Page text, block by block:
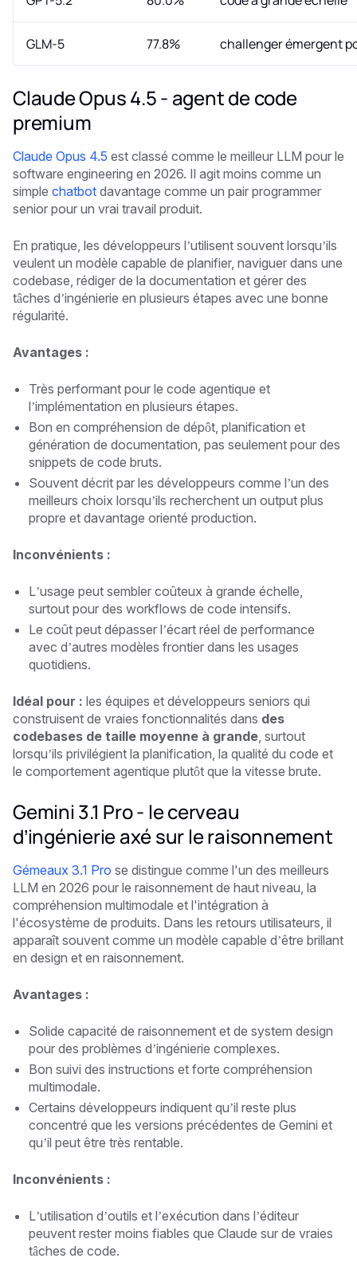
GLM-5 77.8% challenger émergent
Claude Opus 4.5 - agent de code
premium
Claude Opus 4.5 est classé comme le meilleur LLM pour le
software engineering en 2026. Il agit moins comme un
simple chatbot davantage comme un pair programmer
senior pour un vrai travail produit.
En pratique, les développeurs l’utilisent souvent lorsqu’ils
veulent un modèle capable de planifier, naviguer dans une
codebase, rédiger de la documentation et gérer des
tâches d’ingénierie en plusieurs étapes avec une bonne
régularité.
Avantages :
Très performant pour le code agentique et
l’implémentation en plusieurs étapes.
Bon en compréhension de dépôt, planification et
génération de documentation, pas seulement pour des
snippets de code bruts.
Souvent décrit par les développeurs comme l’un des
meilleurs choix lorsqu’ils recherchent un output plus
propre et davantage orienté production.
Inconvénients :
L’usage peut sembler coûteux à grande échelle,
surtout pour des workflows de code intensifs.
Le coût peut dépasser l’écart réel de performance
avec d’autres modèles frontier dans les usages
quotidiens.
Idéal pour : les équipes et développeurs seniors qui
construisent de vraies fonctionnalités dans des
codebases de taille moyenne à grande , surtout
lorsqu’ils privilégient la planification, la qualité du code et
le comportement agentique plutôt que la vitesse brute.
Gemini 3.1 Pro - le cerveau
d’ingénierie axé sur le raisonnement
Gémeaux 3.1 Pro se distingue comme l'un des meilleurs
LLM en 2026 pour le raisonnement de haut niveau, la
compréhension multimodale et l'intégration à
l'écosystème de produits. Dans les retours utilisateurs, il
apparaît souvent comme un modèle capable d’être brillant
en design et en raisonnement.
Avantages :
Solide capacité de raisonnement et de system design
pour des problèmes d’ingénierie complexes.
Bon suivi des instructions et forte compréhension
multimodale.
Certains développeurs indiquent qu’il reste plus
concentré que les versions précédentes de Gemini et
qu’il peut être très rentable.
Inconvénients :
L’utilisation d’outils et l’exécution dans l’éditeur
peuvent rester moins fiables que Claude sur de vraies
tâches de code.